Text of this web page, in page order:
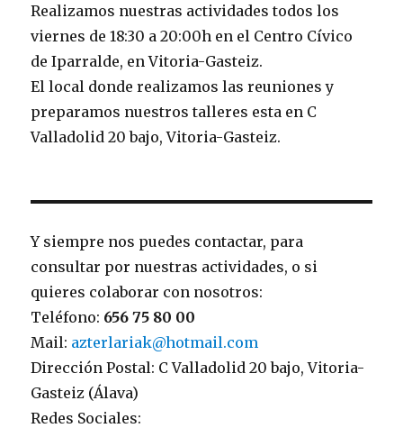
Realizamos nuestras actividades todos los
viernes de 18:30 a 20:00h en el Centro Cívico
de Iparralde, en Vitoria-Gasteiz.
El local donde realizamos las reuniones y
preparamos nuestros talleres esta en C
Valladolid 20 bajo, Vitoria-Gasteiz.
Y siempre nos puedes contactar, para
consultar por nuestras actividades, o si
quieres colaborar con nosotros:
Teléfono: 656 75 80 00
Mail: azterlariak@hotmail.com
Dirección Postal: C Valladolid 20 bajo, Vitoria-
Gasteiz (Álava)
Redes Sociales: